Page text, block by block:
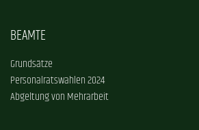
BEAMTE
Grundsätze
Personalratswahlen 2024
Abgeltung von Mehrarbeit